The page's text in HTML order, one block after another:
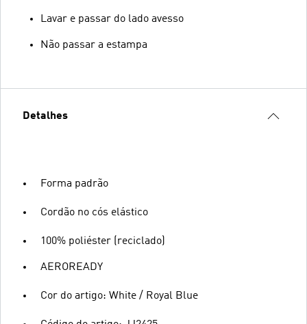
Lavar e passar do lado avesso
Não passar a estampa
Detalhes
Forma padrão
Cordão no cós elástico
100% poliéster (reciclado)
AEROREADY
Cor do artigo: White / Royal Blue